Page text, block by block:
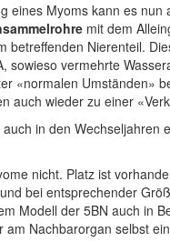
eines Myoms kann es
mit dem
betreffenden Nierenteil.
sowieso vermehrte
«normalen Umständen»
auch wieder zu einer
in den
nicht. Platz ist
bei entsprechender
Modell der 5BN auch in
Nachbarorgan selbst